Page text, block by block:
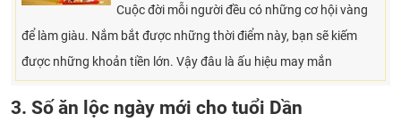
Cuộc đời mỗi người đều có những cơ hội vàng
để làm giàu. Nắm bắt được những thời điểm này, bạn sẽ kiếm
được những khoản tiền lớn. Vậy đâu là ấu hiệu may mắn
3. Số ăn lộc ngày mới cho tuổi Dần